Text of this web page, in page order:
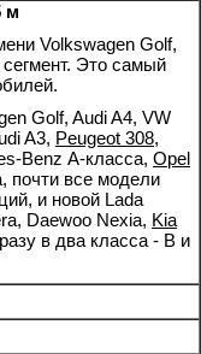
м
Volkswagen Golf,
Это самый
Golf, Audi A4, VW
A3, Peugeot 308,
Benz А-класса, Opel
почти все модели
и новой Lada
Daewoo Nexia, Kia
в два класса - B и